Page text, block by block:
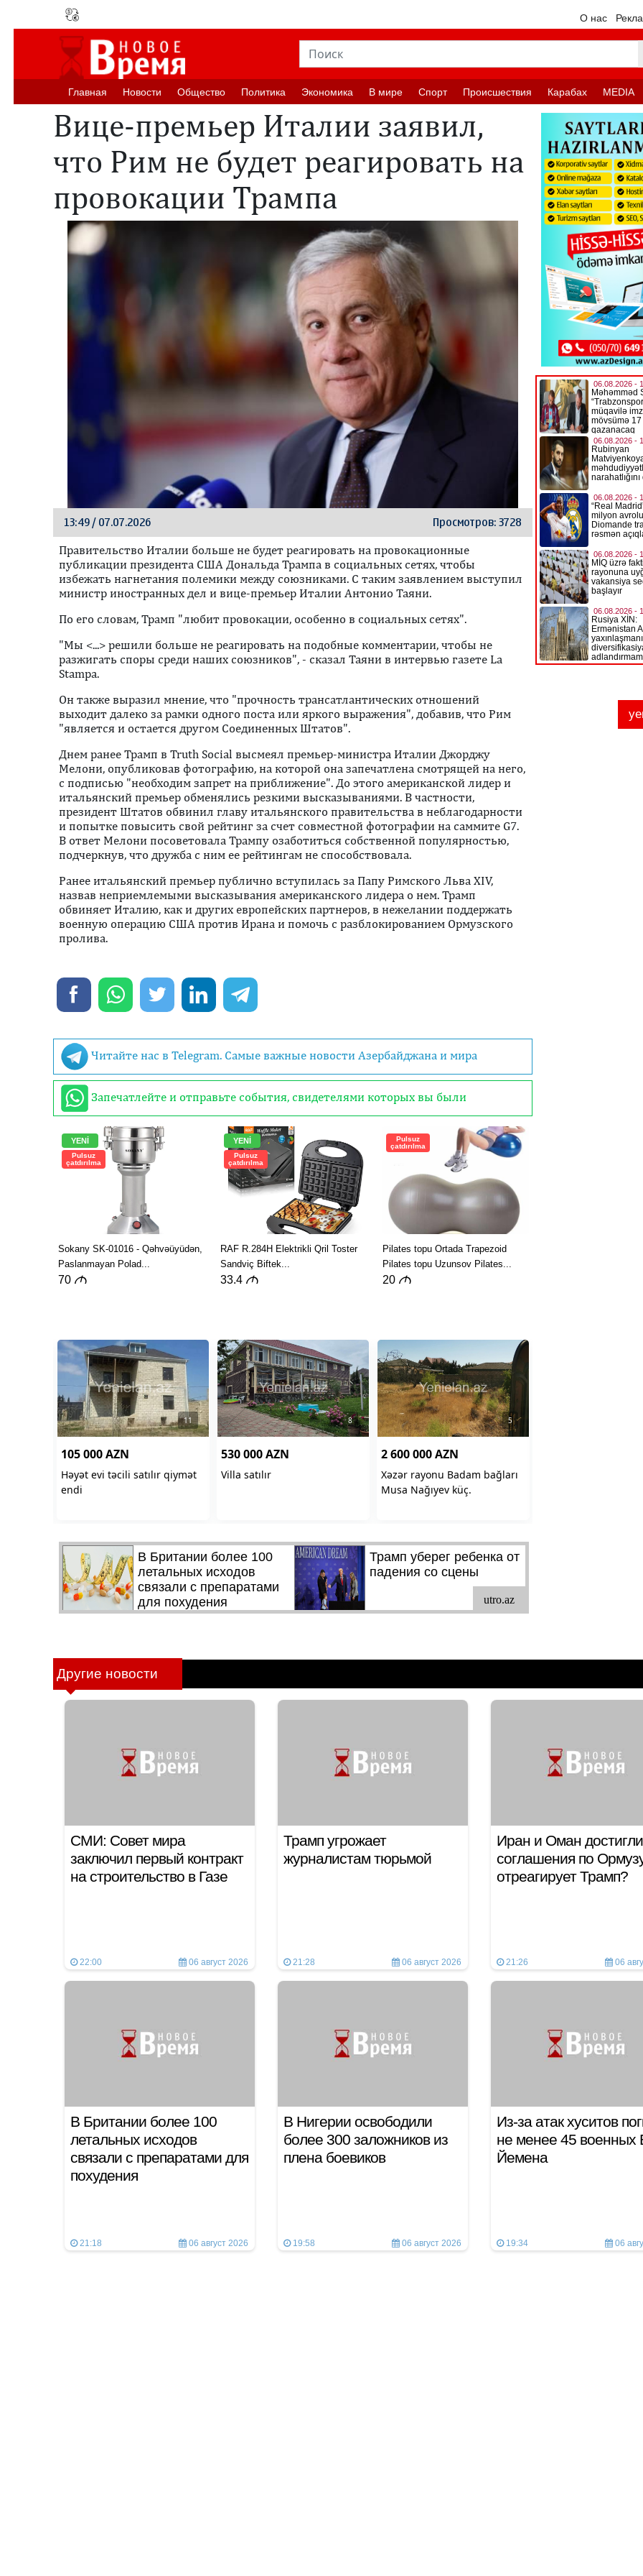
О нас
Главная Новости Oбщество Политика Экономика В мире Спорт Происшествия Карабах MEDIA
Вице-премьер Италии заявил,
что Рим не будет реагировать на
провокации Трампа
13:49 / 07.07.2026 Просмотров: 3728
Правительство Италии больше не будет реагировать на провокационные
публикации президента США Дональда Трампа в социальных сетях, чтобы
избежать нагнетания полемики между союзниками. С таким заявлением выступил
министр иностранных дел и вице-премьер Италии Антонио Таяни.
По его словам, Трамп "любит провокации, особенно в социальных сетях".
"Мы <...> решили больше не реагировать на подобные комментарии, чтобы не
разжигать споры среди наших союзников", - сказал Таяни в интервью газете La
Stampa.
Он также выразил мнение, что "прочность трансатлантических отношений
выходит далеко за рамки одного поста или яркого выражения", добавив, что Рим
"является и остается другом Соединенных Штатов".
Днем ранее Трамп в Truth Social высмеял премьер-министра Италии Джорджу
Мелони, опубликовав фотографию, на которой она запечатлена смотрящей на него,
с подписью "необходим запрет на приближение". До этого американской лидер и
итальянский премьер обменялись резкими высказываниями. В частности,
президент Штатов обвинил главу итальянского правительства в неблагодарности
и попытке повысить свой рейтинг за счет совместной фотографии на саммите G7.
В ответ Мелони посоветовала Трампу озаботиться собственной популярностью,
подчеркнув, что дружба с ним ее рейтингам не способствовала.
Ранее итальянский премьер публично вступилась за Папу Римского Льва XIV,
назвав неприемлемыми высказывания американского лидера о нем. Трамп
обвиняет Италию, как и других европейских партнеров, в нежелании поддержать
военную операцию США против Ирана и помочь с разблокированием Ормузского
пролива.
Читайте нас в Telegram. Самые важные новости Азербайджана и мира
Запечатлейте и отправьте события, свидетелями которых вы были
Другие новости
СМИ: Совет мира
заключил первый контракт
на строительство в Газе
22:00 06 август 2026
Трамп угрожает
журналистам тюрьмой
21:28 06 август 2026
Иран и Оман достигли
соглашения по
отреагирует Трамп?
21:26 06
В Британии более 100
летальных исходов
связали с препаратами для
похудения
21:18 06 август 2026
В Нигерии освободили
более 300 заложников из
плена боевиков
19:58 06 август 2026
Из-за атак хуситов
не менее 45 военных
Йемена
19:34 06